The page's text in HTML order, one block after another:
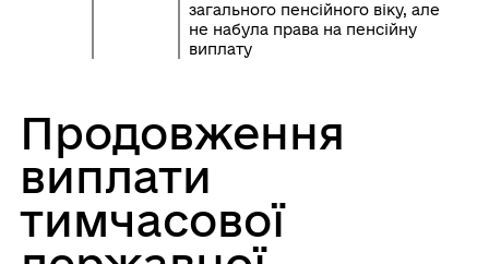
загального пенсійного віку, але
не набула права на пенсійну
виплату
Продовження
виплати
тимчасової